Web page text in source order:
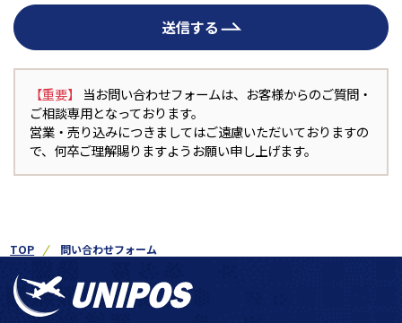
送信する
【重要】
当お問い合わせフォームは、お客様からのご質問・
ご相談専用となっております。
営業・売り込みにつきましてはご遠慮いただいておりますの
で、何卒ご理解賜りますようお願い申し上げます。
TOP 問い合わせフォーム